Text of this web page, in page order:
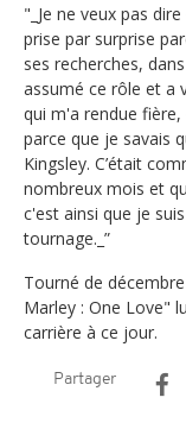
"_Je ne veux pas
prise par surprise
ses recherches,
assumé ce rôle et a
qui m'a rendue
parce que je savais
Kingsley. C’était
nombreux mois et
c'est ainsi que je
tournage._”
Tourné de
Marley : One Love"
carrière à ce jour.
Partager